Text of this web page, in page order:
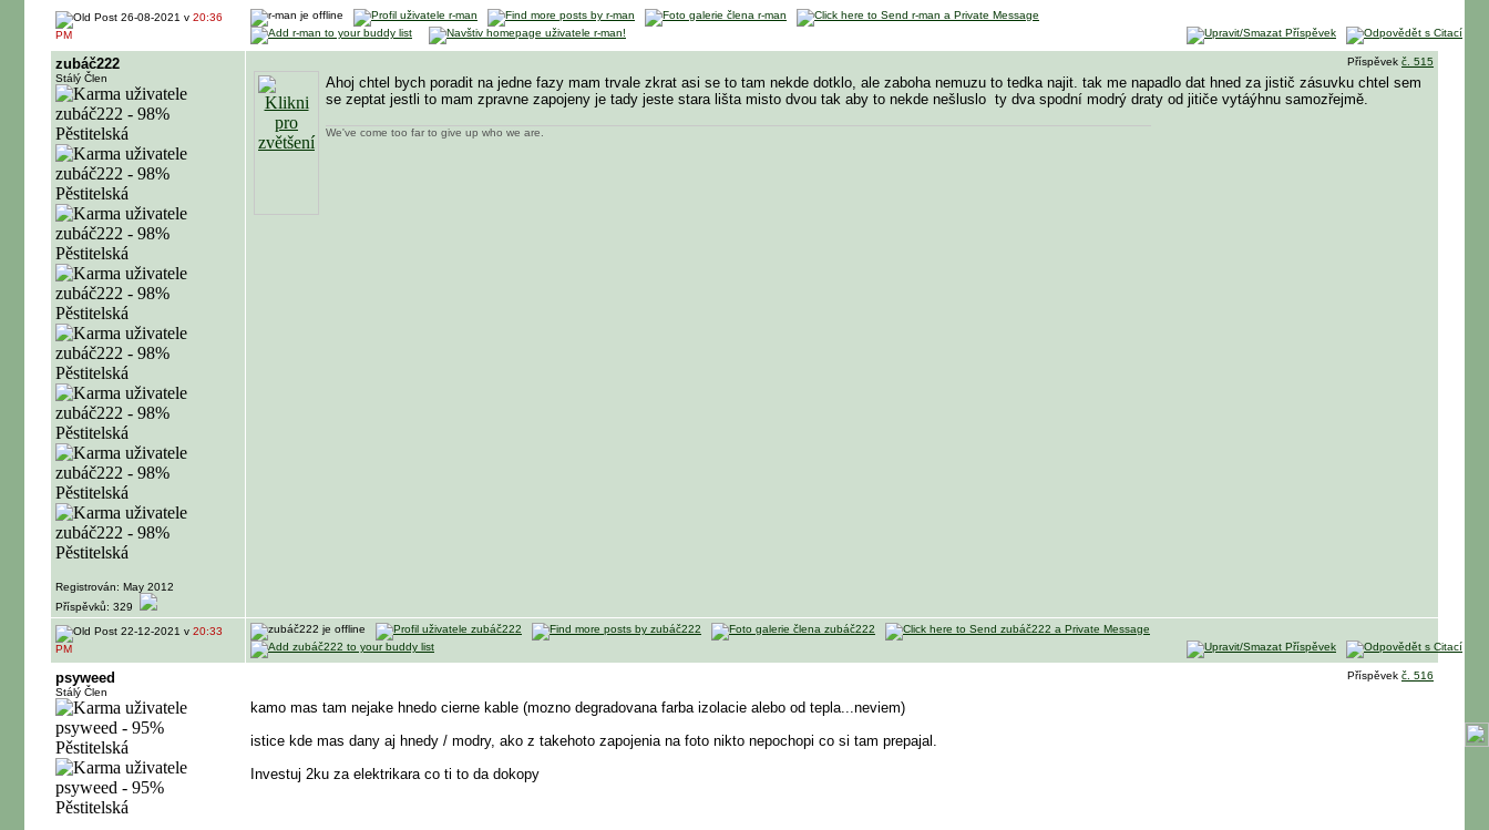
26-08-2021 v 20:36
PM
zubáč222
Stálý Člen
Registrován: May 2012
Příspěvků: 329
Příspěvek č. 515
Ahoj chtel bych poradit na jedne fazy mam trvale zkrat asi se to tam nekde dotklo, ale zaboha nemuzu to tedka najit. tak me napadlo dat hned za jistič zásuvku chtel sem
se zeptat jestli to mam zpravne zapojeny je tady jeste stara lišta misto dvou tak aby to nekde nešluslo ty dva spodní modrý draty od jitiče vytáýhnu samozřejmě.
We've come too far to give up who we are.
22-12-2021 v 20:33
PM
psyweed
Stálý Člen
Příspěvek č. 516
kamo mas tam nejake hnedo cierne kable (mozno degradovana farba izolacie alebo od tepla...neviem)
istice kde mas dany aj hnedy / modry, ako z takehoto zapojenia na foto nikto nepochopi co si tam prepajal.
Investuj 2ku za elektrikara co ti to da dokopy